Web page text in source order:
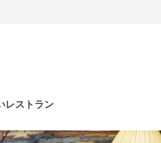
レストラン